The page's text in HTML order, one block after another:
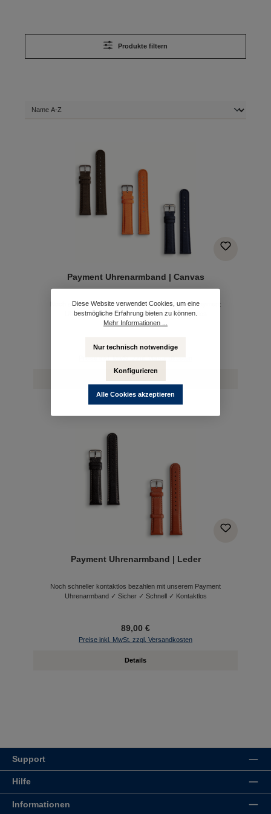
Produkte filtern
Payment Uhrenarmband | Canvas
Noch schneller kontaktlos bezahlen mit unserem Payment
Uhrenarmband ✓ Sicher ✓ Schnell ✓ Kontaktlos
79,00 €
Payment Uhrenarmband | Leder
Noch schneller kontaktlos bezahlen mit unserem Payment
Uhrenarmband ✓ Sicher ✓ Schnell ✓ Kontaktlos
89,00 €
Preise inkl. MwSt. zzgl. Versandkosten
Details
Support
Hilfe
Informationen
Diese Website verwendet Cookies, um eine
bestmögliche Erfahrung bieten zu können.
Mehr Informationen ...
Nur technisch notwendige
Konfigurieren
Alle Cookies akzeptieren